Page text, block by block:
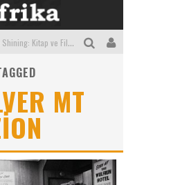
The Shining: Kitap ve Film Arasındaki Farklar
Bilime Göre Tüm Zamanların En Korkunç Filmleri
Fotoğraflar
Gizemli Tarikat Filmleri ve Dizileri
MT